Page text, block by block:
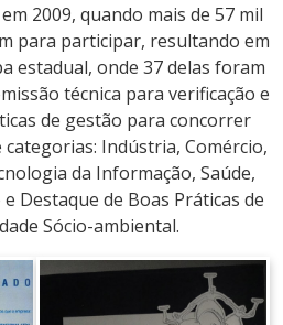
2009, quando mais de 57 mil
para participar, resultando em
estadual, onde 37 delas foram
técnica para verificação e
de gestão para concorrer
Indústria, Comércio,
da Informação, Saúde,
Destaque de Boas Práticas de
Sócio-ambiental.